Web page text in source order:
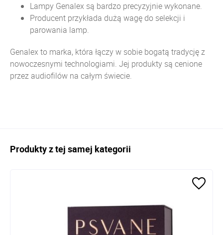
Lampy Genalex są bardzo precyzyjnie wykonane.
Producent przykłada dużą wagę do selekcji i
parowania lamp.
Genalex to marka, która łączy w sobie bogatą tradycję z
nowoczesnymi technologiami. Jej produkty są cenione
przez audiofilów na całym świecie.
Produkty z tej samej kategorii